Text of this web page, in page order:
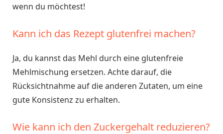
wenn du möchtest!
Kann ich das Rezept glutenfrei machen?
Ja, du kannst das Mehl durch eine glutenfreie
Mehlmischung ersetzen. Achte darauf, die
Rücksichtnahme auf die anderen Zutaten, um eine
gute Konsistenz zu erhalten.
Wie kann ich den Zuckergehalt reduzieren?